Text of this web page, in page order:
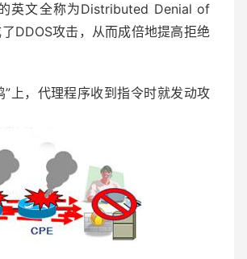
英文全称为Distributed Denial of
DDOS攻击，从而成倍地提高拒绝
上，代理程序收到指令时就发动攻